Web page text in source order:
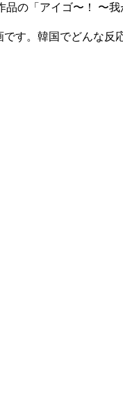
の「アイゴ〜！ 〜
す。韓国でどんな反